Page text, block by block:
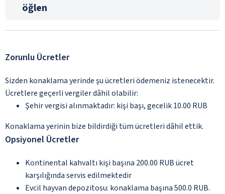
öğlen
Zorunlu Ücretler
Sizden konaklama yerinde şu ücretleri ödemeniz istenecektir.
Ücretlere geçerli vergiler dâhil olabilir:
Şehir vergisi alınmaktadır: kişi başı, gecelik 10.00 RUB
Konaklama yerinin bize bildirdiği tüm ücretleri dâhil ettik.
Opsiyonel Ücretler
Kontinental kahvaltı kişi başına 200.00 RUB ücret
karşılığında servis edilmektedir
Evcil hayvan depozitosu: konaklama başına 500.0 RUB.